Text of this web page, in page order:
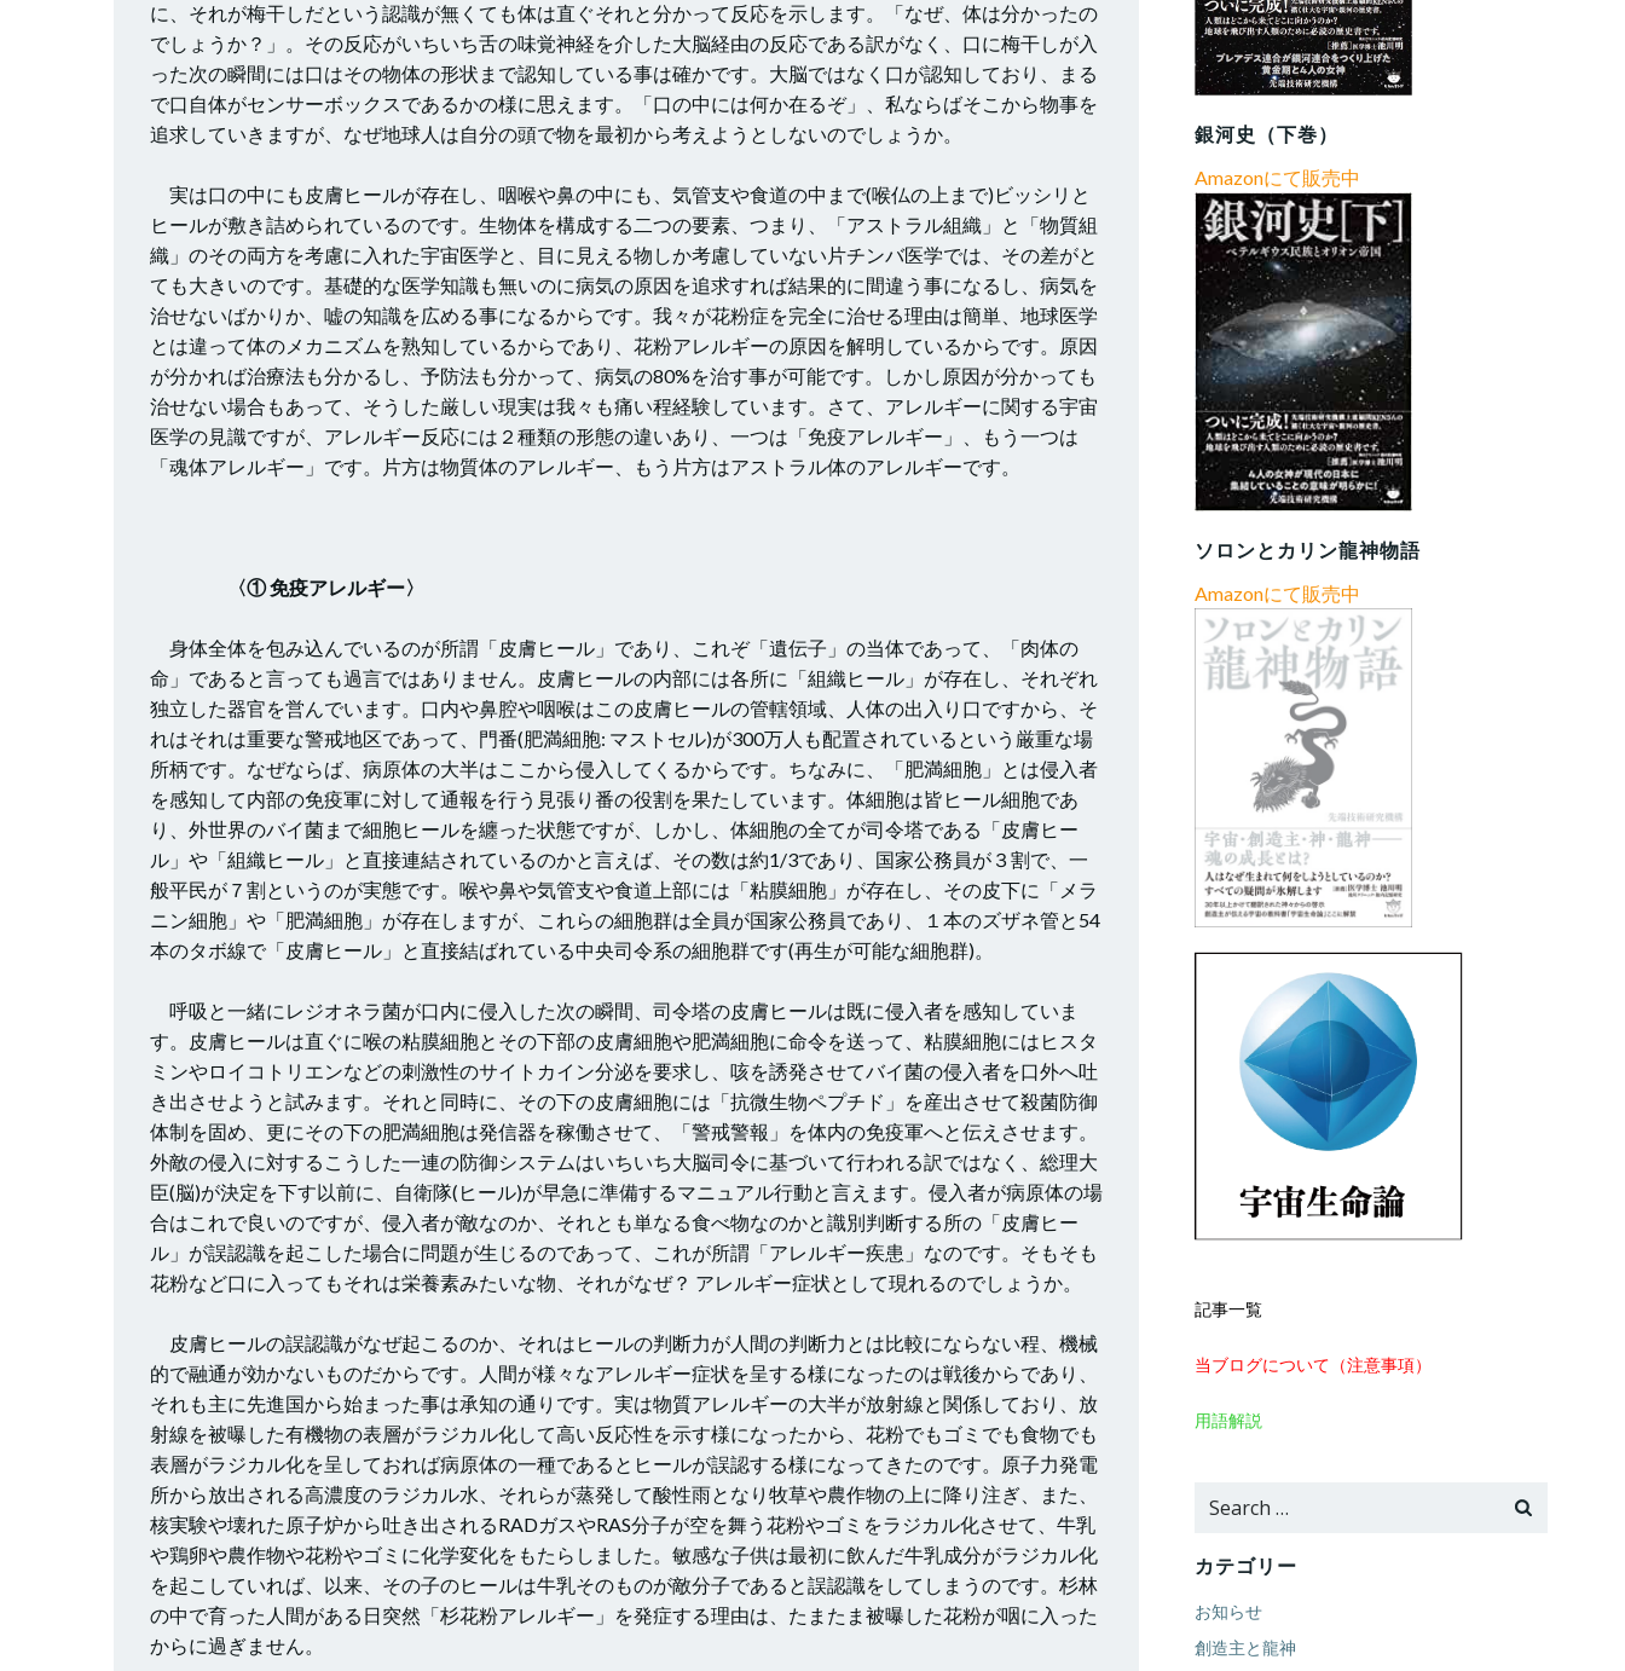
に、それが梅干しだという認識が無くても体は直ぐそれと分かって反応を示します。「なぜ、体は分かったの
でしょうか？」。その反応がいちいち舌の味覚神経を介した大脳経由の反応である訳がなく、口に梅干しが入
った次の瞬間には口はその物体の形状まで認知している事は確かです。大脳ではなく口が認知しており、まる
で口自体がセンサーボックスであるかの様に思えます。「口の中には何か在るぞ」、私ならばそこから物事を
追求していきますが、なぜ地球人は自分の頭で物を最初から考えようとしないのでしょうか。
実は口の中にも皮膚ヒールが存在し、咽喉や鼻の中にも、気管支や食道の中まで(喉仏の上まで)ビッシリと
ヒールが敷き詰められているのです。生物体を構成する二つの要素、つまり、「アストラル組織」と「物質組
織」のその両方を考慮に入れた宇宙医学と、目に見える物しか考慮していない片チンバ医学では、その差がと
ても大きいのです。基礎的な医学知識も無いのに病気の原因を追求すれば結果的に間違う事になるし、病気を
治せないばかりか、嘘の知識を広める事になるからです。我々が花粉症を完全に治せる理由は簡単、地球医学
とは違って体のメカニズムを熟知しているからであり、花粉アレルギーの原因を解明しているからです。原因
が分かれば治療法も分かるし、予防法も分かって、病気の80%を治す事が可能です。しかし原因が分かっても
治せない場合もあって、そうした厳しい現実は我々も痛い程経験しています。さて、アレルギーに関する宇宙
医学の見識ですが、アレルギー反応には２種類の形態の違いあり、一つは「免疫アレルギー」、もう一つは
「魂体アレルギー」です。片方は物質体のアレルギー、もう片方はアストラル体のアレルギーです。
〈① 免疫アレルギー〉
身体全体を包み込んでいるのが所謂「皮膚ヒール」であり、これぞ「遺伝子」の当体であって、「肉体の
命」であると言っても過言ではありません。皮膚ヒールの内部には各所に「組織ヒール」が存在し、それぞれ
独立した器官を営んでいます。口内や鼻腔や咽喉はこの皮膚ヒールの管轄領域、人体の出入り口ですから、そ
れはそれは重要な警戒地区であって、門番(肥満細胞: マストセル)が300万人も配置されているという厳重な場
所柄です。なぜならば、病原体の大半はここから侵入してくるからです。ちなみに、「肥満細胞」とは侵入者
を感知して内部の免疫軍に対して通報を行う見張り番の役割を果たしています。体細胞は皆ヒール細胞であ
り、外世界のバイ菌まで細胞ヒールを纏った状態ですが、しかし、体細胞の全てが司令塔である「皮膚ヒー
ル」や「組織ヒール」と直接連結されているのかと言えば、その数は約1/3であり、国家公務員が３割で、一
般平民が７割というのが実態です。喉や鼻や気管支や食道上部には「粘膜細胞」が存在し、その皮下に「メラ
ニン細胞」や「肥満細胞」が存在しますが、これらの細胞群は全員が国家公務員であり、１本のズザネ管と54
本のタボ線で「皮膚ヒール」と直接結ばれている中央司令系の細胞群です(再生が可能な細胞群)。
呼吸と一緒にレジオネラ菌が口内に侵入した次の瞬間、司令塔の皮膚ヒールは既に侵入者を感知していま
す。皮膚ヒールは直ぐに喉の粘膜細胞とその下部の皮膚細胞や肥満細胞に命令を送って、粘膜細胞にはヒスタ
ミンやロイコトリエンなどの刺激性のサイトカイン分泌を要求し、咳を誘発させてバイ菌の侵入者を口外へ吐
き出させようと試みます。それと同時に、その下の皮膚細胞には「抗微生物ペプチド」を産出させて殺菌防御
体制を固め、更にその下の肥満細胞は発信器を稼働させて、「警戒警報」を体内の免疫軍へと伝えさせます。
外敵の侵入に対するこうした一連の防御システムはいちいち大脳司令に基づいて行われる訳ではなく、総理大
臣(脳)が決定を下す以前に、自衛隊(ヒール)が早急に準備するマニュアル行動と言えます。侵入者が病原体の場
合はこれで良いのですが、侵入者が敵なのか、それとも単なる食べ物なのかと識別判断する所の「皮膚ヒー
ル」が誤認識を起こした場合に問題が生じるのであって、これが所謂「アレルギー疾患」なのです。そもそも
花粉など口に入ってもそれは栄養素みたいな物、それがなぜ？ アレルギー症状として現れるのでしょうか。
皮膚ヒールの誤認識がなぜ起こるのか、それはヒールの判断力が人間の判断力とは比較にならない程、機械
的で融通が効かないものだからです。人間が様々なアレルギー症状を呈する様になったのは戦後からであり、
それも主に先進国から始まった事は承知の通りです。実は物質アレルギーの大半が放射線と関係しており、放
射線を被曝した有機物の表層がラジカル化して高い反応性を示す様になったから、花粉でもゴミでも食物でも
表層がラジカル化を呈しておれば病原体の一種であるとヒールが誤認する様になってきたのです。原子力発電
所から放出される高濃度のラジカル水、それらが蒸発して酸性雨となり牧草や農作物の上に降り注ぎ、また、
核実験や壊れた原子炉から吐き出されるRADガスやRAS分子が空を舞う花粉やゴミをラジカル化させて、牛乳
や鶏卵や農作物や花粉やゴミに化学変化をもたらしました。敏感な子供は最初に飲んだ牛乳成分がラジカル化
を起こしていれば、以来、その子のヒールは牛乳そのものが敵分子であると誤認識をしてしまうのです。杉林
の中で育った人間がある日突然「杉花粉アレルギー」を発症する理由は、たまたま被曝した花粉が咽に入った
からに過ぎません。
銀河史（下巻）
Amazonにて販売中
ソロンとカリン龍神物語
Amazonにて販売中
記事一覧
当ブログについて（注意事項）
用語解説
Search
カテゴリー
お知らせ
創造主と龍神